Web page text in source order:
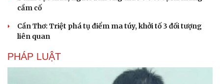
cầm cố
Cần Thơ: Triệt phá tụ điểm ma túy, khởi tố 3 đối tượng
liên quan
PHÁP LUẬT